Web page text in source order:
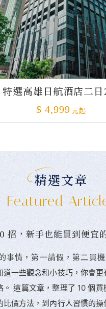
特選高雄日航酒店二
$ 4,999 元起
精選文章
Featured
招，新手也能買到便宜
事情，第一請假，第二買
道一些觀念和小技巧，你會更
。 這篇文章，整理了 10 個買
比價方法，到內行人習慣的